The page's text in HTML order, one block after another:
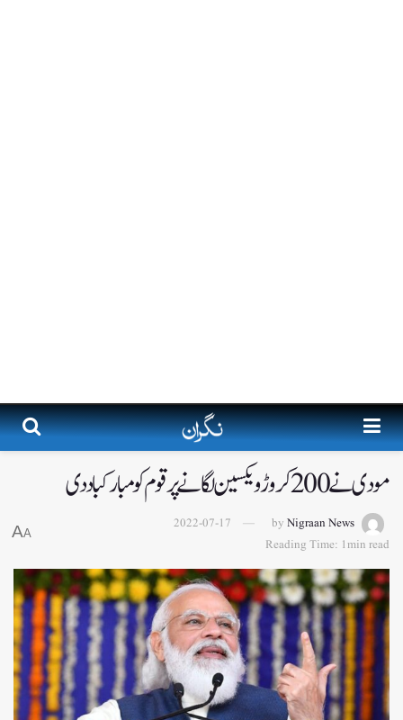
مودی نے 200 کروڑ ویکسین لگانے پر قوم کو مبارکباد دی
by Nigraan News
2022-07-17
Reading Time: 1min read
A
A